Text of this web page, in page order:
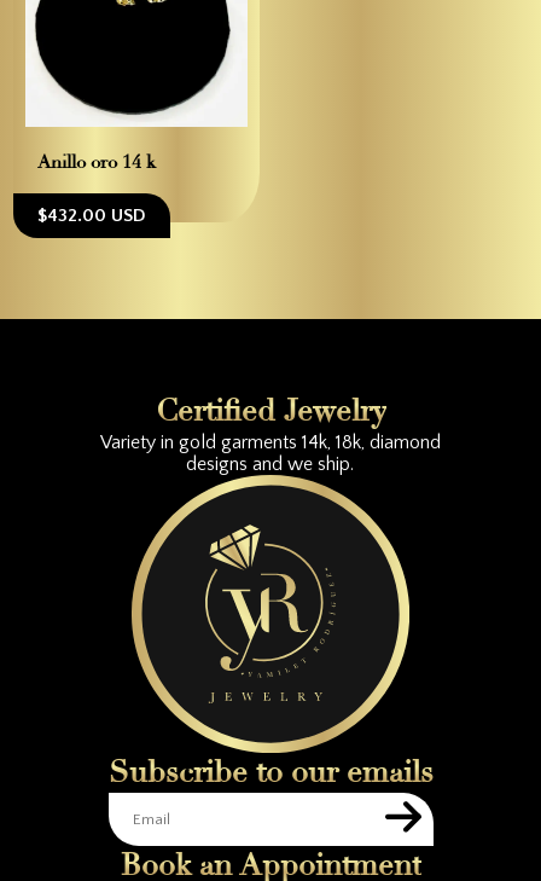
Anillo oro 14 k
$432.00 USD
Certified Jewelry
Variety in gold garments 14k, 18k, diamond
designs and we ship.
Subscribe to our emails
Book an Appointment